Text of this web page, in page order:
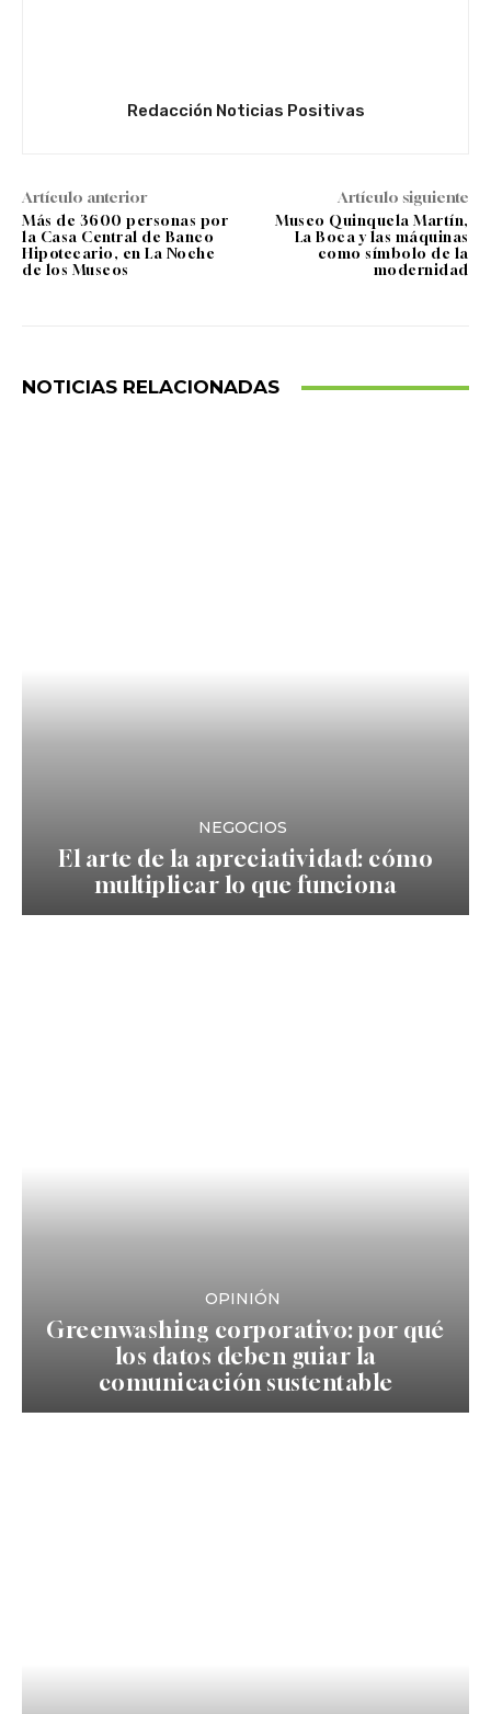
Redacción Noticias Positivas
Artículo anterior
Más de 3600 personas por
la Casa Central de Banco
Hipotecario, en La Noche
de los Museos
Artículo siguiente
Museo Quinquela Martín,
La Boca y las máquinas
como símbolo de la
modernidad
NOTICIAS RELACIONADAS
NEGOCIOS
El arte de la apreciatividad: cómo
multiplicar lo que funciona
OPINIÓN
Greenwashing corporativo: por qué
los datos deben guiar la
comunicación sustentable